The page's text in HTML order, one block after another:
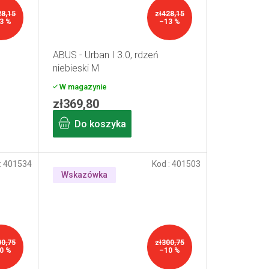
%
zł428,15
–13 %
ABUS - Urban I 3.0, rdzeń
niebieski M
W magazynie
zł369,80
Do koszyka
%
401534
Wskazówka
zł300,75
–10 %
Kod : 401503